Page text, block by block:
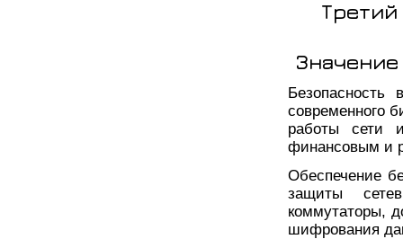
Безопасность
современного
работы сети
финансовым и
Обеспечение
защиты
коммутаторы,
шифрования